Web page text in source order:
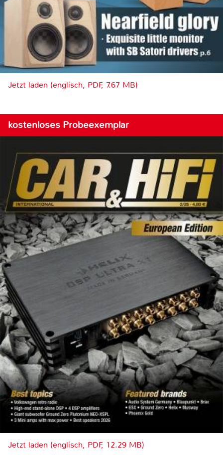
Jetzt laden (englisch, PDF, 7.67 MB)
kostenloses Probeexemplar
Jetzt laden (englisch, PDF, 12.29 MB)